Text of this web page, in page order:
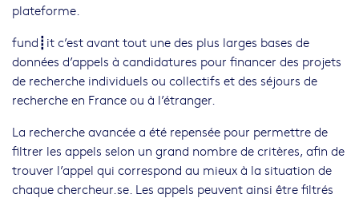
plateforme.
fund┋it c’est avant tout une des plus larges bases de
données d’appels à candidatures pour financer des projets
de recherche individuels ou collectifs et des séjours de
recherche en France ou à l’étranger.
La recherche avancée a été repensée pour permettre de
filtrer les appels selon un grand nombre de critères, afin de
trouver l’appel qui correspond au mieux à la situation de
chaque chercheur.se. Les appels peuvent ainsi être filtrés